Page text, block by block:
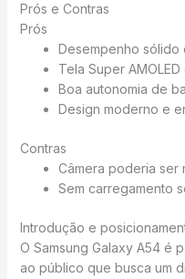
Prós e Contras
Prós
Desempenho sólido
Tela Super
Boa autonomia de
Design moderno e
Contras
Câmera poderia ser
Sem carregamento
Introdução e
O Samsung Galaxy A54 é
ao público que busca um